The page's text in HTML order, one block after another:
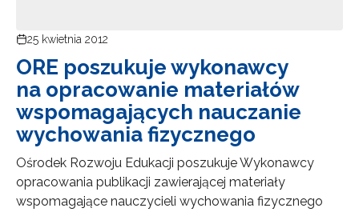
25 kwietnia 2012
ORE poszukuje wykonawcy
na opracowanie materiałów
wspomagających nauczanie
wychowania fizycznego
Ośrodek Rozwoju Edukacji poszukuje Wykonawcy
opracowania publikacji zawierającej materiały
wspomagające nauczycieli wychowania fizycznego